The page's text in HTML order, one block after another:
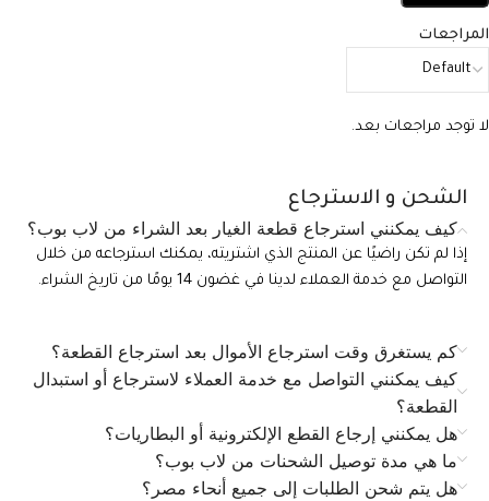
المراجعات
لا توجد مراجعات بعد.
الشحن و الاسترجاع
كيف يمكنني استرجاع قطعة الغيار بعد الشراء من لاب بوب؟
إذا لم تكن راضيًا عن المنتج الذي اشتريته، يمكنك استرجاعه من خلال
التواصل مع خدمة العملاء لدينا في غضون 14 يومًا من تاريخ الشراء.
كم يستغرق وقت استرجاع الأموال بعد استرجاع القطعة؟
كيف يمكنني التواصل مع خدمة العملاء لاسترجاع أو استبدال
القطعة؟
هل يمكنني إرجاع القطع الإلكترونية أو البطاريات؟
ما هي مدة توصيل الشحنات من لاب بوب؟
هل يتم شحن الطلبات إلى جميع أنحاء مصر؟